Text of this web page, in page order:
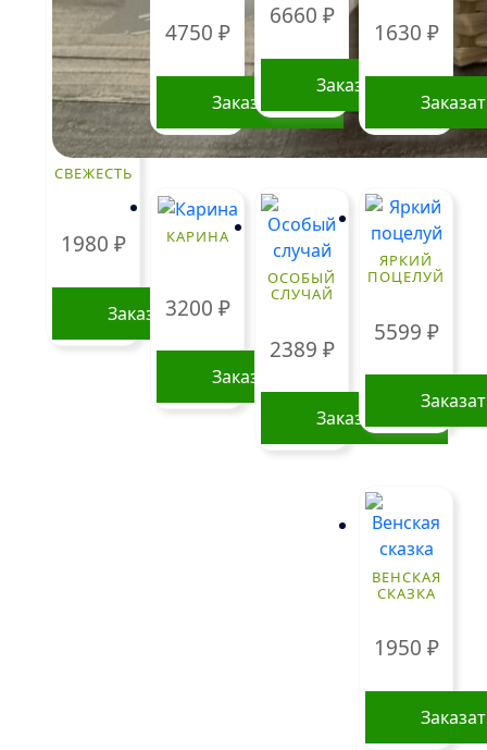
СВЕЖЕСТЬ
1980 ₽
Заказать
4750 ₽
Заказать
6660 ₽
Заказать
1630 ₽
КАРИНА
3200 ₽
Заказать
ОСОБЫЙ
СЛУЧАЙ
2389 ₽
Заказать
ЯРКИЙ
ПОЦЕЛУЙ
5599 ₽
ВЕНСКАЯ
СКАЗКА
1950 ₽